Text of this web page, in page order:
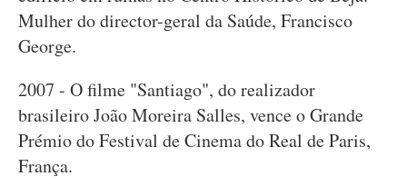
Mulher do director-geral da Saúde, Francisco
George.
2007 - O filme "Santiago", do realizador
brasileiro João Moreira Salles, vence o Grande
Prémio do Festival de Cinema do Real de Paris,
França.